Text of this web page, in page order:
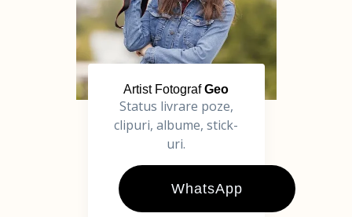
Artist FotografGeo
Status livrare poze,
clipuri, albume, stick-
uri.
WhatsApp